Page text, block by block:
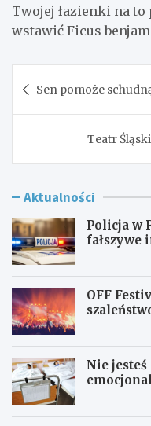
Twojej łazienki na
wstawić Ficus
wpisu
Sen pomoże
Teatr
Aktualności
Policja w
fałszywe
OFF
Nie